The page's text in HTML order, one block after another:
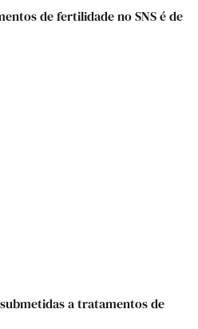
de fertilidade no SNS é de
a tratamentos de